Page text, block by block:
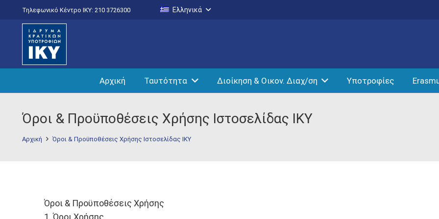
Τηλεφωνικό Κέντρο IKY: 210 3726300 Ελληνικά
Αρχική Ταυτότητα Διοίκηση & Οικον. Διαχ/ση Υποτροφίες
Όροι & Προϋποθέσεις Χρήσης Ιστοσελίδας ΙΚΥ
Αρχική Όροι & Προϋποθέσεις Χρήσης Ιστοσελίδας ΙΚΥ
Όροι & Προϋποθέσεις Χρήσης
1. Όροι Χρήσης